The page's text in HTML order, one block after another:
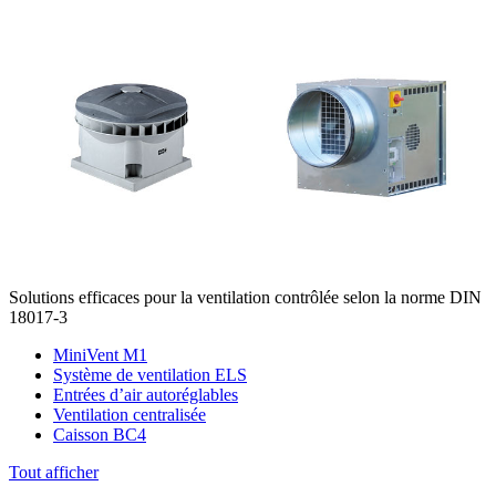
Solutions efficaces pour la ventilation contrôlée selon la norme DIN
18017-3
MiniVent M1
Système de ventilation ELS
Entrées d’air autoréglables
Ventilation centralisée
Caisson BC4
Tout afficher